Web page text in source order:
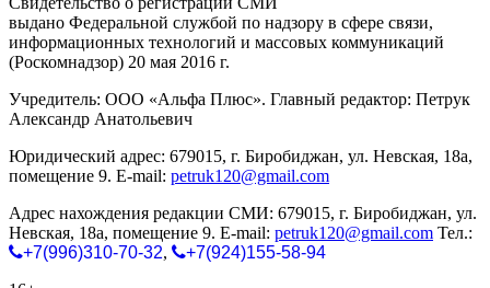
выдано Федеральной службой по надзору в сфере связи,
информационных технологий и массовых коммуникаций
(Роскомнадзор) 20 мая 2016 г.
Учредитель: ООО «Альфа Плюс». Главный редактор: Петрук
Александр Анатольевич
Юридический адрес: 679015, г. Биробиджан, ул. Невская, 18а,
помещение 9. E-mail: petruk120@gmail.com
Адрес нахождения редакции СМИ: 679015, г. Биробиджан, ул.
Невская, 18а, помещение 9. E-mail: petruk120@gmail.com Тел.:
+7(996)310-70-32,
+7(924)155-58-94